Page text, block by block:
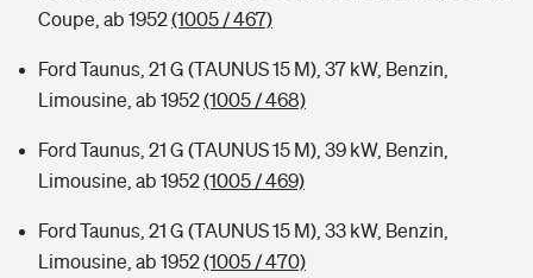
Coupe, ab 1952(1005 / 467)
Ford Taunus, 21 G (TAUNUS 15 M), 37 kW, Benzin,
Limousine, ab 1952(1005 / 468)
Ford Taunus, 21 G (TAUNUS 15 M), 39 kW, Benzin,
Limousine, ab 1952(1005 / 469)
Ford Taunus, 21 G (TAUNUS 15 M), 33 kW, Benzin,
Limousine, ab 1952(1005 / 470)